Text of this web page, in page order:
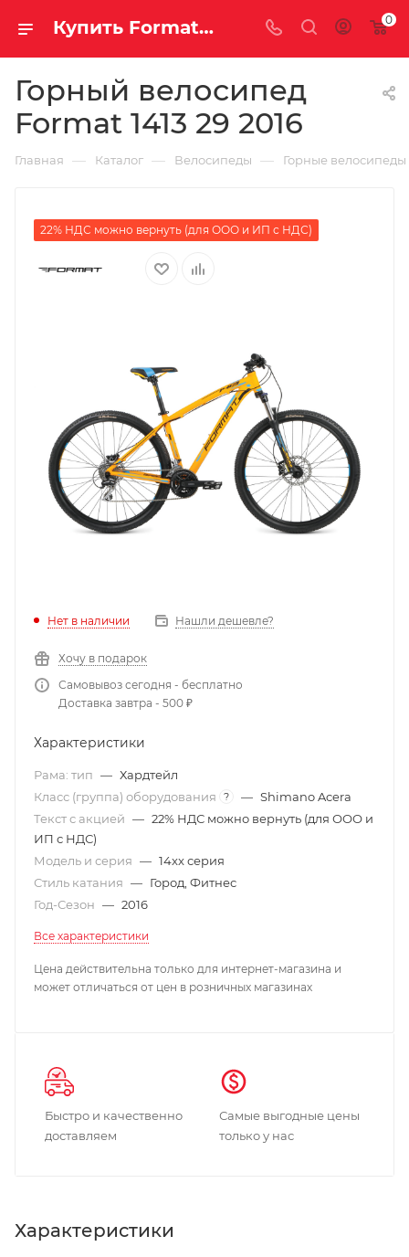
Купить Format 1413 29 2016 за рублей, а со скидкой 0
Горный велосипед
Format 1413 29 2016
Главная — Каталог — Велосипеды — Горные велосипеды
22% НДС можно вернуть (для ООО и ИП с НДС)
Нет в наличии Нашли дешевле?
Хочу в подарок
Самовывоз сегодня - бесплатно
Доставка завтра - 500 ₽
Характеристики
Рама: тип — Хардтейл
Класс (группа) оборудования
? — Shimano Acera
Текст с акцией — 22% НДС можно вернуть (для ООО и
ИП с НДС)
Модель и серия — 14xx серия
Стиль катания — Город, Фитнес
Год-Сезон — 2016
Все характеристики
Цена действительна только для интернет-магазина и
может отличаться от цен в розничных магазинах
Быстро и качественно
доставляем
Самые выгодные цены
только у нас
Характеристики